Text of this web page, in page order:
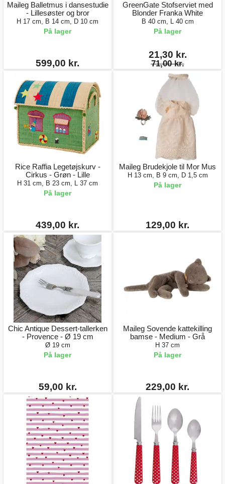
Maileg Balletmus i dansestudie
- Lillesøster og bror
H 17 cm, B 14 cm, D 10 cm
På lager
599,00 kr.
GreenGate Stofserviet med
Blonder Franka White
B 40 cm, L 40 cm
På lager
21,30 kr.
71,00 kr.
Rice Raffia Legetøjskurv -
Cirkus - Grøn - Lille
H 31 cm, B 23 cm, L 37 cm
På lager
439,00 kr.
Maileg Brudekjole til Mor Mus
H 13 cm, B 9 cm, D 1,5 cm
På lager
129,00 kr.
Chic Antique Dessert-tallerken
- Provence - Ø 19 cm
Ø 19 cm
På lager
59,00 kr.
Maileg Sovende kattekilling
bamse - Medium - Grå
H 37 cm
På lager
229,00 kr.